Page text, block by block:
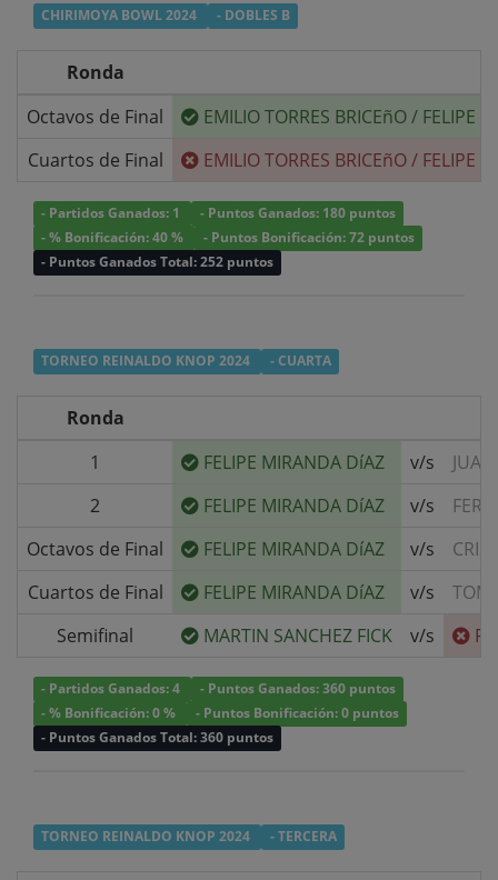
CHIRIMOYA BOWL 2024 - DOBLES B
Ronda
Octavos de Final
EMILIO TORRES BRICEñO/ FELIPE
Cuartos de Final
EMILIO TORRES BRICEñO/ FELIPE
- Partidos Ganados: 1
- Puntos Ganados: 180 puntos
- % Bonificación: 40 %
- Puntos Bonificación: 72 puntos
- Puntos Ganados Total: 252 puntos
TORNEO REINALDO KNOP 2024 - CUARTA
Ronda
1
FELIPE MIRANDA DíAZ v/s
2
FELIPE MIRANDA DíAZ v/s
Octavos de Final
FELIPE MIRANDA DíAZ v/s
Cuartos de Final
FELIPE MIRANDA DíAZ v/s
Semifinal
MARTIN SANCHEZ FICK v/s
- Partidos Ganados: 4
- Puntos Ganados: 360 puntos
- % Bonificación: 0 %
- Puntos Bonificación: 0 puntos
- Puntos Ganados Total: 360 puntos
TORNEO REINALDO KNOP 2024 - TERCERA